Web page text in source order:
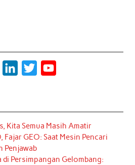
r
k
e
d
I
t
t
r
T
u
e
Kita Semua Masih Amatir
Fajar GEO: Saat Mesin Pencari
Penjawab
di Persimpangan Gelombang: